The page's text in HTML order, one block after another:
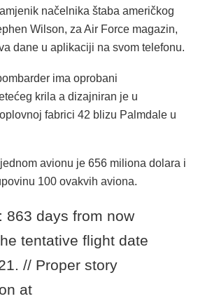
načelnika štaba američkog
Wilson, za Air Force magazin,
dane u aplikaciji na svom telefonu.
ima oprobani
krila a dizajniran je u
fabrici 42 blizu Palmdale u
avionu je 656 miliona dolara i
100 ovakvih aviona.
863 days from now
tentative flight date
// Proper story
at